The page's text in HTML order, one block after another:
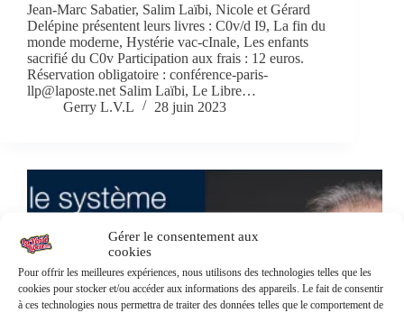
Gérer le consentement aux
cookies
Pour offrir les meilleures expériences, nous utilisons des technologies telles que les
cookies pour stocker et/ou accéder aux informations des appareils. Le fait de consentir
à ces technologies nous permettra de traiter des données telles que le comportement de
Jean-Marc Sabatier, Salim Laïbi, Nicole et Gérard
Delépine présentent leurs livres : C0v/d I9, La fin du
monde moderne, Hystérie vac-cInale, Les enfants
sacrifié du C0v Participation aux frais : 12 euros.
Réservation obligatoire : conférence-paris-
llp@laposte.net Salim Laïbi, Le Libre…
Gerry L.V.L
28 juin 2023